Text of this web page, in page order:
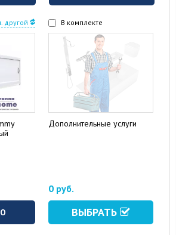
другой В комплекте
Дополнительные услуги
0 руб.
ВЫБРАТЬ